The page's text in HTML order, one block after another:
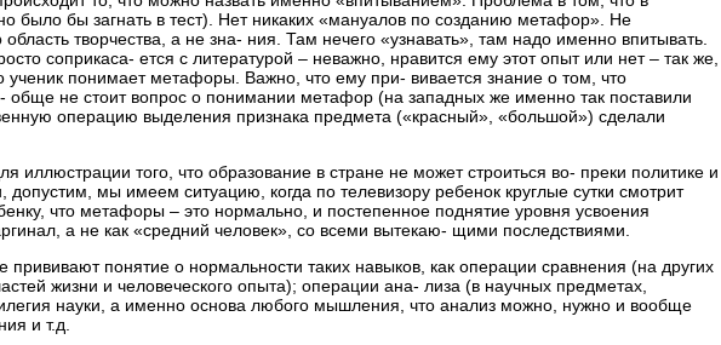
было бы загнать в тест). Нет никаких «мануалов по созданию метафор». Не
творчества, а не зна- ния. Там нечего «узнавать», там надо именно впитывать.
соприкаса- ется с литературой – неважно, нравится ему этот опыт или нет – так же,
ученик понимает метафоры. Важно, что ему при- вивается знание о том, что
не стоит вопрос о понимании метафор (на западных же именно так поставили
операцию выделения признака предмета («красный», «большой») сделали
того, что образование в стране не может строиться во- преки политике и
мы имеем ситуацию, когда по телевизору ребенок круглые сутки смотрит
что метафоры – это нормально, и постепенное поднятие уровня усвоения
а не как «средний человек», со всеми вытекаю- щими последствиями.
понятие о нормальности таких навыков, как операции сравнения (на других
жизни и человеческого опыта); операции ана- лиза (в научных предметах,
науки, а именно основа любого мышления, что анализ можно, нужно и вообще
и т.д.